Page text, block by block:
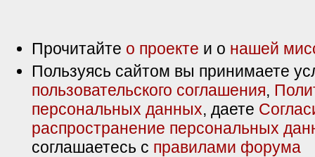
Прочитайте о проекте и о нашей
Пользуясь сайтом вы принимаете
пользовательского соглашения,
персональных данных, даете
распространение персональных
соглашаетесь с правилами форума